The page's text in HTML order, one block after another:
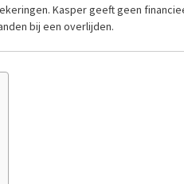
Kasper geeft geen
bij een overlijden.